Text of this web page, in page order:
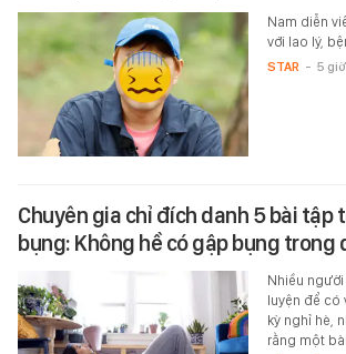
Nam diễn
với lao lý,
STAR - 5
Chuyên gia chỉ đích danh 5 bài tập
bụng: Không hề có gập bụng trong
Nhiều
luyện để có
kỳ nghỉ hè,
rằng một